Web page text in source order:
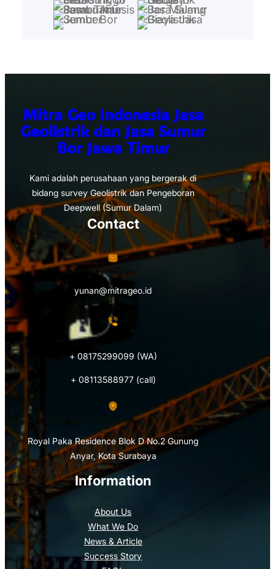
Mitra Geo Indonesia Jasa
Geolistrik dan Jasa Sumur
Bor Jawa Timur
Kami adalah perusahaan yang bergerak di
bidang survey Geolistrik dan Pengeboran
Deepwell (Sumur Dalam)
Information
About Us
What We Do
News & Article
Success Story
Contact
yunan@mitrageo.id
+ 08175299099 (WA)
+ 08113588977 (call)
Royal Paka Residence Blok D No.2 Gunung
Anyar, Kota Surabaya